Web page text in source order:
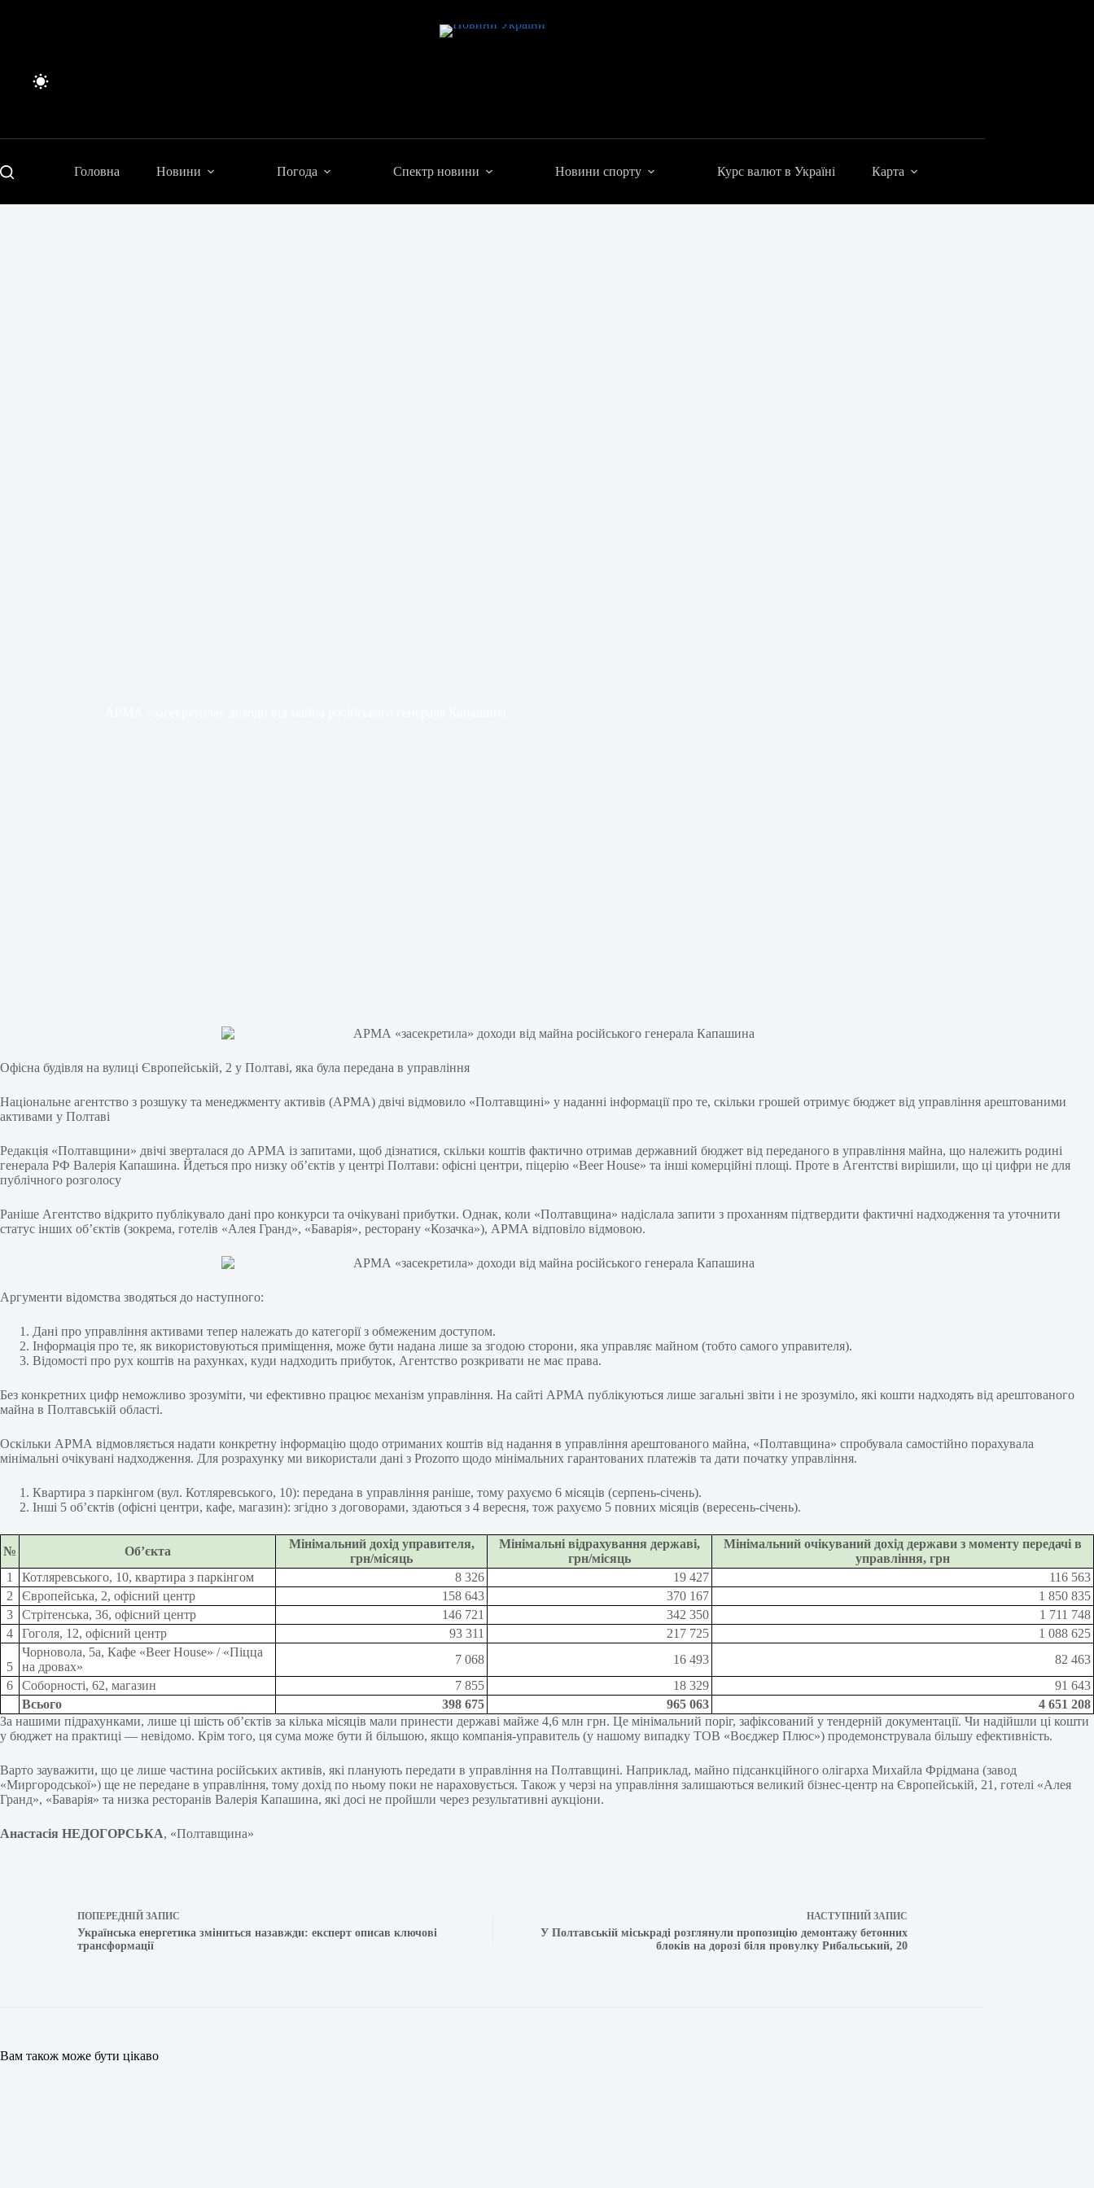
Головна Новини Погода Спектр новини Новини спорту Курс валют в Україні Карта
Офісна будівля на вулиці Європейській, 2 у Полтаві, яка була передана в управління
Національне агентство з розшуку та менеджменту активів (АРМА) двічі відмовило «Полтавщині» у наданні інформації про те, скільки грошей отримує бюджет від управління арештованими
активами у Полтаві
Редакція «Полтавщини» двічі зверталася до АРМА із запитами, щоб дізнатися, скільки коштів фактично отримав державний бюджет від переданого в управління майна, що належить родині
генерала РФ Валерія Капашина. Йдеться про низку об’єктів у центрі Полтави: офісні центри, піцерію «Beer House» та інші комерційні площі. Проте в Агентстві вирішили, що ці цифри не для
публічного розголосу
Раніше Агентство відкрито публікувало дані про конкурси та очікувані прибутки. Однак, коли «Полтавщина» надіслала запити з проханням підтвердити фактичні надходження та уточнити
статус інших об’єктів (зокрема, готелів «Алея Гранд», «Баварія», ресторану «Козачка»), АРМА відповіло відмовою.
Аргументи відомства зводяться до наступного:
Дані про управління активами тепер належать до категорії з обмеженим доступом.
Інформація про те, як використовуються приміщення, може бути надана лише за згодою сторони, яка управляє майном (тобто самого управителя).
Відомості про рух коштів на рахунках, куди надходить прибуток, Агентство розкривати не має права.
Без конкретних цифр неможливо зрозуміти, чи ефективно працює механізм управління. На сайті АРМА публікуються лише загальні звіти і не зрозуміло, які кошти надходять від арештованого
майна в Полтавській області.
Оскільки АРМА відмовляється надати конкретну інформацію щодо отриманих коштів від надання в управління арештованого майна, «Полтавщина» спробувала самостійно порахувала
мінімальні очікувані надходження. Для розрахунку ми використали дані з Prozorro щодо мінімальних гарантованих платежів та дати початку управління.
Квартира з паркінгом (вул. Котляревського, 10): передана в управління раніше, тому рахуємо 6 місяців (серпень-січень).
Інші 5 об’єктів (офісні центри, кафе, магазин): згідно з договорами, здаються з 4 вересня, тож рахуємо 5 повних місяців (вересень-січень).
№ Об’єкта
Мінімальний дохід управителя,
грн/місяць
Мінімальні відрахування державі,
грн/місяць
Мінімальний очікуваний дохід держави з моменту передачі в
управління, грн
1
Котляревського, 10, квартира з паркінгом 8 326 19 427
116 563
2
Європейська, 2, офісний центр 158 643 370 167
1 850 835
3
Стрітенська, 36, офісний центр 146 721 342 350
1 711 748
4
Гоголя, 12, офісний центр 93 311 217 725 1 088 625
5
Чорновола, 5а, Кафе «Beer House» / «Піцца
на дровах»
7 068 16 493
82 463
6
Соборності, 62, магазин 7 855 18 329
91 643
Всього
398 675 965 063
4 651 208
За нашими підрахунками, лише ці шість об’єктів за кілька місяців мали принести державі майже 4,6 млн грн. Це мінімальний поріг, зафіксований у тендерній документації. Чи надійшли ці кошти
у бюджет на практиці — невідомо. Крім того, ця сума може бути й більшою, якщо компанія-управитель (у нашому випадку ТОВ «Воєджер Плюс») продемонструвала більшу ефективність.
Варто зауважити, що це лише частина російських активів, які планують передати в управління на Полтавщині. Наприклад, майно підсанкційного олігарха Михайла Фрідмана (завод
«Миргородської») ще не передане в управління, тому дохід по ньому поки не нараховується. Також у черзі на управління залишаються великий бізнес-центр на Європейській, 21, готелі «Алея
Гранд», «Баварія» та низка ресторанів Валерія Капашина, які досі не пройшли через результативні аукціони.
Анастасія НЕДОГОРСЬКА, «Полтавщина»
ПОПЕРЕДНІЙ ЗАПИС
Українська енергетика зміниться назавжди: експерт описав ключові
трансформації
НАСТУПНИЙ ЗАПИС
У Полтавській міськраді розглянули пропозицію демонтажу бетонних
блоків на дорозі біля провулку Рибальський, 20
Вам також може бути цікаво